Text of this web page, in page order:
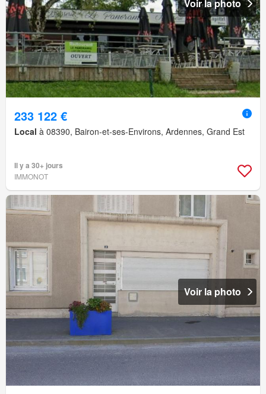
Voir la photo
233 122 €
Local à 08390, Bairon-et-ses-Environs, Ardennes, Grand Est
Il y a 30+ jours
IMMONOT
Voir la photo